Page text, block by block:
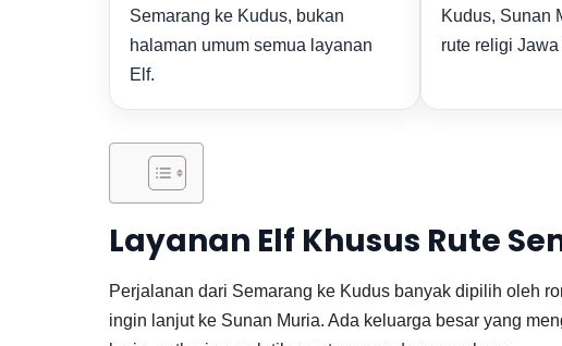
Semarang ke Kudus, bukan
halaman umum semua layanan
Elf.
Kudus, Sunan
rute religi Jawa
Layanan Elf Khusus Rute
Perjalanan dari Semarang ke Kudus banyak dipilih oleh
ingin lanjut ke Sunan Muria. Ada keluarga besar yang